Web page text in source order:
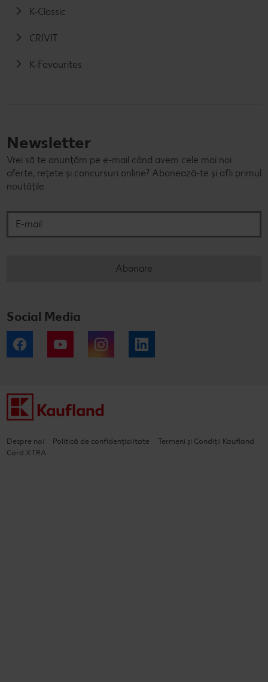
K-Classic
CRIVIT
K-Favourites
Newsletter
Vrei să te anunțăm pe e-mail când avem cele mai noi
oferte, rețete și concursuri online? Abonează-te și afli primul
noutățile.
Abonare
Social Media
Facebook YouTube Instagram
Despre noi Politică de confidențialitate
Termeni și Condiții Kaufland
Card XTRA